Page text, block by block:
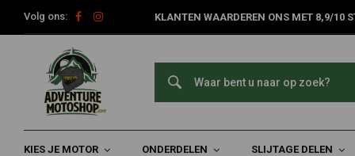
Volg ons: KLANTEN WAARDEREN ONS MET 8,9/10
KIES JE MOTOR ONDERDELEN SLIJTAGE DELEN
Home DL-04 Multifunctionele Meter | BMW R nineT
KOSO
DL-04 Multifunctionele Meter | BMW R
0/5 (0 reviews)